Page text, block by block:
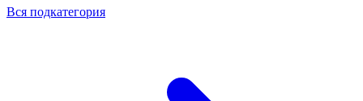
Вся подкатегория